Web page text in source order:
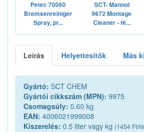
Petec 70060
Bremsenreiniger
Spray, pr...
SCT- Mannol
9672 Montage
Cleaner - fé...
Leírás Helyettesítők Más
Gyártó: SCT CHEM
Gyártói cikkszám (MPN): 9975
Csomagsúly: 0.60 kg
EAN: 4006021999008
Kiszerelés: 0.5 liter vagy kg (1454 Ft/